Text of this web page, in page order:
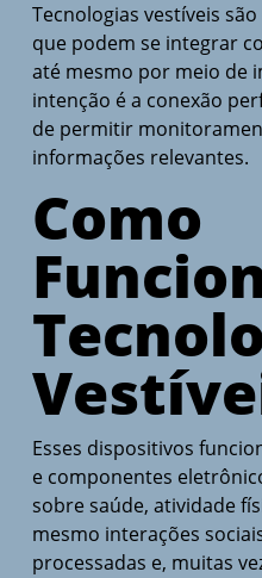
Tecnologias vestíveis
que podem se integrar
até mesmo por meio de
intenção é a conexão
de permitir
informações relevantes.
Como
Esses dispositivos
e componentes
sobre saúde, atividade
mesmo interações
processadas e, muitas